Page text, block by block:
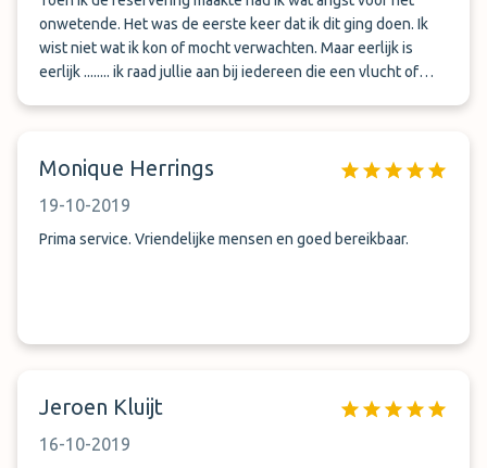
onwetende. Het was de eerste keer dat ik dit ging doen. Ik
wist niet wat ik kon of mocht verwachten. Maar eerlijk is
eerlijk ........ ik raad jullie aan bij iedereen die een vlucht of
Monique Herrings
19-10-2019
Prima service. Vriendelijke mensen en goed bereikbaar.
Jeroen Kluijt
16-10-2019